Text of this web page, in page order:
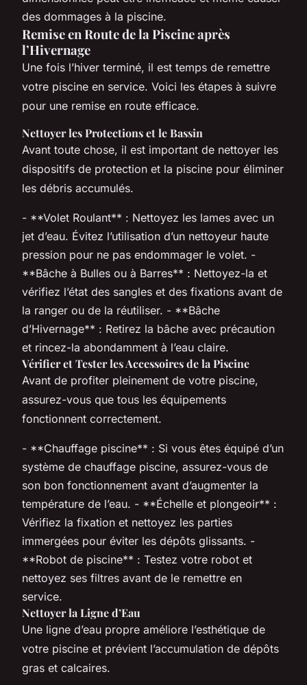
des dommages à la piscine.
Remise en Route de la Piscine après
l’Hivernage
Une fois l’hiver terminé, il est temps de remettre
votre piscine en service. Voici les étapes à suivre
pour une remise en route efficace.
Nettoyer les Protections et le Bassin
Avant toute chose, il est important de nettoyer les
dispositifs de protection et la piscine pour éliminer
les débris accumulés.
- **Volet Roulant** : Nettoyez les lames avec un
jet d’eau. Évitez l’utilisation d’un nettoyeur haute
pression pour ne pas endommager le volet. -
**Bâche à Bulles ou à Barres** : Nettoyez-la et
vérifiez l’état des sangles et des fixations avant de
la ranger ou de la réutiliser. - **Bâche
d’Hivernage** : Retirez la bâche avec précaution
et rincez-la abondamment à l’eau claire.
Vérifier et Tester les Accessoires de la Piscine
Avant de profiter pleinement de votre piscine,
assurez-vous que tous les équipements
fonctionnent correctement.
- **Chauffage piscine** : Si vous êtes équipé d’un
système de chauffage piscine, assurez-vous de
son bon fonctionnement avant d’augmenter la
température de l’eau. - **Échelle et plongeoir** :
Vérifiez la fixation et nettoyez les parties
immergées pour éviter les dépôts glissants. -
**Robot de piscine** : Testez votre robot et
nettoyez ses filtres avant de le remettre en
service.
Nettoyer la Ligne d’Eau
Une ligne d’eau propre améliore l’esthétique de
votre piscine et prévient l’accumulation de dépôts
gras et calcaires.